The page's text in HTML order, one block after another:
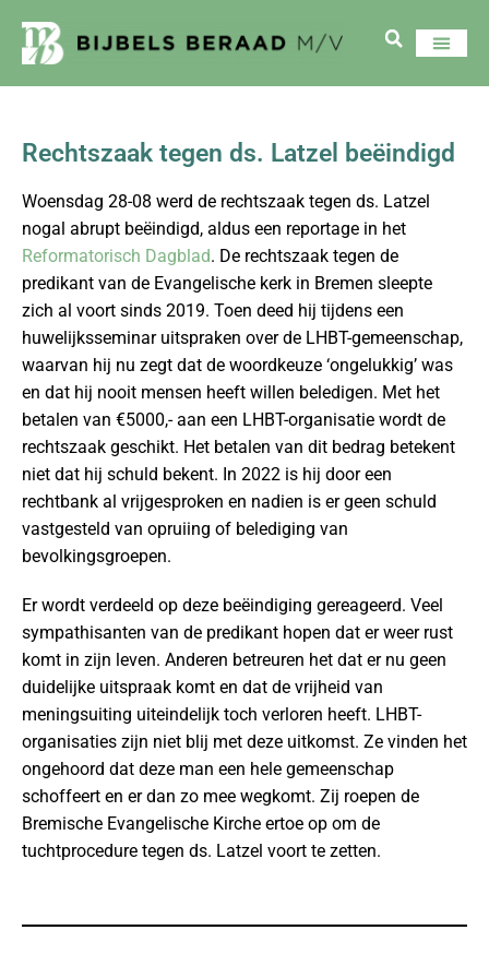
Rechtszaak tegen ds. Latzel beëindigd
Woensdag 28-08 werd de rechtszaak tegen ds. Latzel
nogal abrupt beëindigd, aldus een reportage in het
Reformatorisch Dagblad. De rechtszaak tegen de
predikant van de Evangelische kerk in Bremen sleepte
zich al voort sinds 2019. Toen deed hij tijdens een
huwelijksseminar uitspraken over de LHBT-gemeenschap,
waarvan hij nu zegt dat de woordkeuze ‘ongelukkig’ was
en dat hij nooit mensen heeft willen beledigen. Met het
betalen van €5000,- aan een LHBT-organisatie wordt de
rechtszaak geschikt. Het betalen van dit bedrag betekent
niet dat hij schuld bekent. In 2022 is hij door een
rechtbank al vrijgesproken en nadien is er geen schuld
vastgesteld van opruiing of belediging van
bevolkingsgroepen.
Er wordt verdeeld op deze beëindiging gereageerd. Veel
sympathisanten van de predikant hopen dat er weer rust
komt in zijn leven. Anderen betreuren het dat er nu geen
duidelijke uitspraak komt en dat de vrijheid van
meningsuiting uiteindelijk toch verloren heeft. LHBT-
organisaties zijn niet blij met deze uitkomst. Ze vinden het
ongehoord dat deze man een hele gemeenschap
schoffeert en er dan zo mee wegkomt. Zij roepen de
Bremische Evangelische Kirche ertoe op om de
tuchtprocedure tegen ds. Latzel voort te zetten.